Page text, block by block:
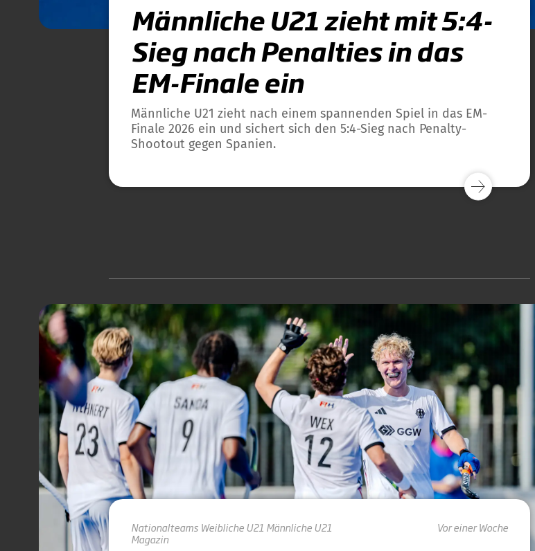
Männliche U21 zieht mit 5:4-
Sieg nach Penalties in das
EM-Finale ein
Männliche U21 zieht nach einem spannenden Spiel in das EM-
Finale 2026 ein und sichert sich den 5:4-Sieg nach Penalty-
Shootout gegen Spanien.
Nationalteams Weibliche U21 Männliche U21
Magazin
Vor einer Woche